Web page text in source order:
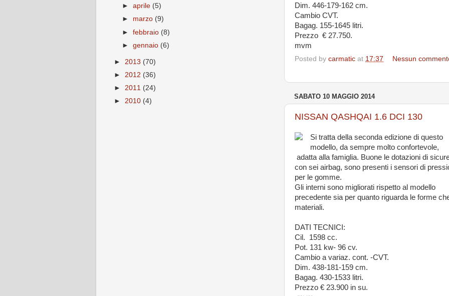
Dim. 446-179-162 cm.
Cambio CVT.
Bagag. 155-1645 litri.
Prezzo € 27.750.
mvm
Posted by carmatic at 17:37 Nessun
SABATO 10 MAGGIO 2014
NISSAN QASHQAI 1.6 DCI 130
Si tratta della seconda edizione di questo
modello, da sempre molto confortevole,
adatta alla famiglia. Buone le dotazioni di
con sei airbag, sono presenti i sensori di
per le gomme.
Gli interni sono migliorati rispetto al modello
precedente sia per quanto riguarda le forme
materiali.
DATI TECNICI:
Cil. 1598 cc.
Pot. 131 kw- 96 cv.
Cambio a variaz. cont. -CVT.
Dim. 438-181-159 cm.
Bagag. 430-1533 litri.
Prezzo € 23.900 in su.
►aprile (5)
► marzo (9)
►febbraio (8)
►gennaio (6)
► 2013 (70)
► 2012 (36)
► 2011 (24)
► 2010 (4)